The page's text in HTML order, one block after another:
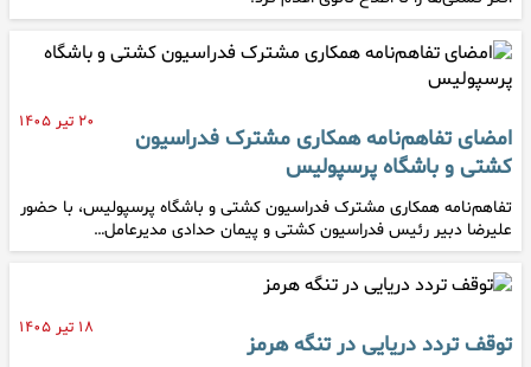
۲۰ تیر ۱۴۰۵
امضای تفاهم‌نامه همکاری مشترک فدراسیون
کشتی و باشگاه پرسپولیس
تفاهم‌نامه همکاری مشترک فدراسیون کشتی و باشگاه پرسپولیس، با حضور
علیرضا دبیر رئیس فدراسیون کشتی و پیمان حدادی مدیرعامل…
۱۸ تیر ۱۴۰۵
توقف تردد دریایی در تنگه هرمز